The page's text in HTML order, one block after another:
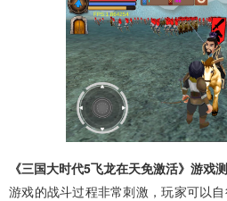
《三国大时代5飞龙在天免激活》游戏
游戏的战斗过程非常刺激，玩家可以